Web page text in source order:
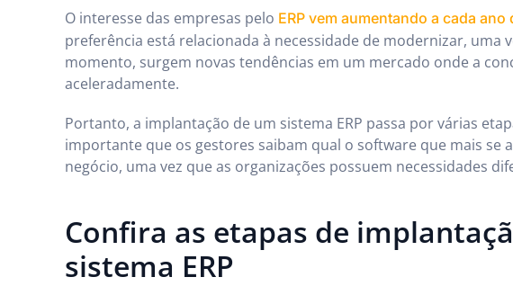
O interesse das empresas pelo ERP vem aumentando a cada ano
preferência está relacionada à necessidade de modernizar, uma
momento, surgem novas tendências em um mercado onde a
aceleradamente.
Portanto, a implantação de um sistema ERP passa por várias
importante que os gestores saibam qual o software que mais se
negócio, uma vez que as organizações possuem necessidades
Confira as etapas de
sistema ERP